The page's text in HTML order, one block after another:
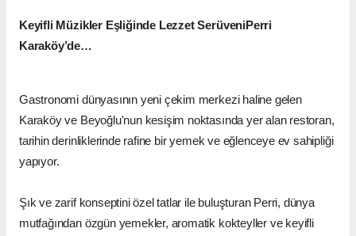
Keyifli Müzikler Eşliğinde Lezzet SerüveniPerri
Karaköy’de…
Gastronomi dünyasının yeni çekim merkezi haline gelen
Karaköy ve Beyoğlu'nun kesişim noktasında yer alan restoran,
tarihin derinliklerinde rafine bir yemek ve eğlenceye ev sahipliği
yapıyor.
Şık ve zarif konseptini özel tatlar ile buluşturan Perri, dünya
mutfağından özgün yemekler, aromatik kokteyller ve keyifli